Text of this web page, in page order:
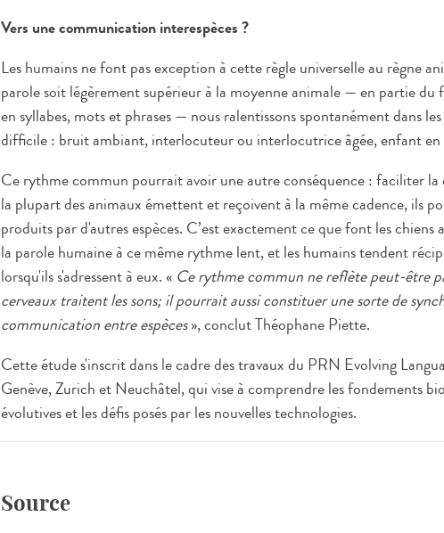
Vers une communication interespèces ?
Les humains ne font pas exception à cette règle universelle au règne
parole soit légèrement supérieur à la moyenne animale — en partie
en syllabes, mots et phrases — nous ralentissons spontanément dans
difficile : bruit ambiant, interlocuteur ou interlocutrice âgée, enfant en
Ce rythme commun pourrait avoir une autre conséquence : faciliter
la plupart des animaux émettent et reçoivent à la même cadence, ils
produits par d'autres espèces. C’est exactement ce que font les
la parole humaine à ce même rythme lent, et les humains tendent
lorsqu'ils s'adressent à eux. « Ce rythme commun ne reflète peut-être
cerveaux traitent les sons; il pourrait aussi constituer une sorte de
communication entre espèces», conclut Théophane Piette.
Cette étude s'inscrit dans le cadre des travaux du PRN Evolving
Genève, Zurich et Neuchâtel, qui vise à comprendre les fondements
évolutives et les défis posés par les nouvelles technologies.
Source